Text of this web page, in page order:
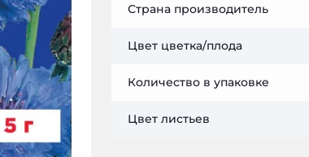
Страна производитель
Цвет цветка/плода
Количество в упаковке
Цвет листьев